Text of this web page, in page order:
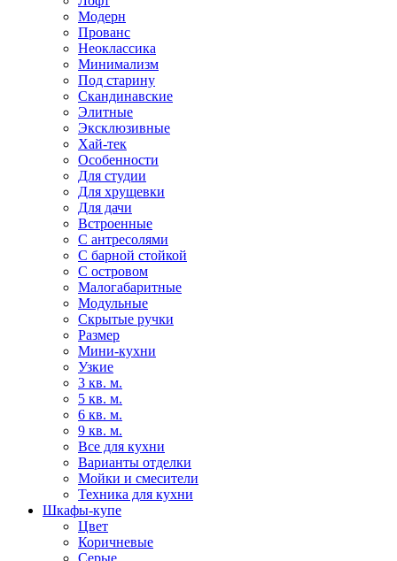
Модерн
Прованс
Неоклассика
Минимализм
Под старину
Скандинавские
Элитные
Эксклюзивные
Хай-тек
Особенности
Для студии
Для хрущевки
Для дачи
Встроенные
С антресолями
С барной стойкой
С островом
Малогабаритные
Модульные
Скрытые ручки
Размер
Мини-кухни
Узкие
3 кв. м.
5 кв. м.
6 кв. м.
9 кв. м.
Все для кухни
Варианты отделки
Мойки и смесители
Техника для кухни
Шкафы-купе
Цвет
Коричневые
Серые